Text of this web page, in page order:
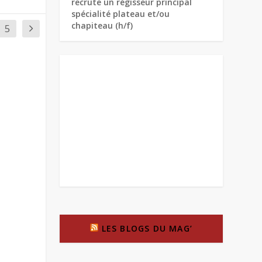
5
spécialité plateau et/ou
chapiteau (h/f)
LES BLOGS DU MAG’